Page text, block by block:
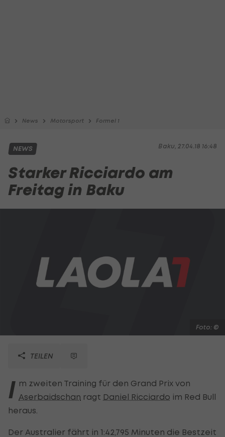
News Motorsport Formel 1
Baku, 27.04.18 16:48
NEWS
Starker Ricciardo am
Freitag in Baku
Foto: ©
TEILEN
I m zweiten Training für den Grand Prix von
Aserbaidschan ragt Daniel Ricciardo im Red Bull
heraus.
Der Australier fährt in 1:42,795 Minuten die Bestzeit